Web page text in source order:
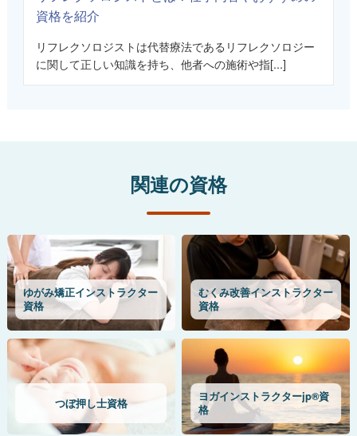
資格を紹介
リフレクソロジストは代替療法であるリフレクソロジー
に関して正しい知識を持ち、他者への施術や指[...]
関連の資格
ゆがみ矯正インストラクター
資格
むくみ改善インストラクター
資格
つぼ押し士資格
ヨガインストラクターjp®資
格